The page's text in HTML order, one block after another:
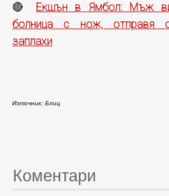
🔴 Екшън в Ямбол: Мъж
болница с нож, отправя
заплахи
Източник: Блиц
Коментари